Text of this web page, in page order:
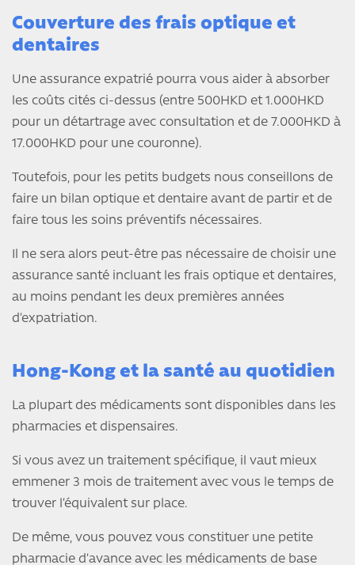
Couverture des frais optique et
dentaires
Une assurance expatrié pourra vous aider à absorber
les coûts cités ci-dessus (entre 500HKD et 1.000HKD
pour un détartrage avec consultation et de 7.000HKD à
17.000HKD pour une couronne).
Toutefois, pour les petits budgets nous conseillons de
faire un bilan optique et dentaire avant de partir et de
faire tous les soins préventifs nécessaires.
Il ne sera alors peut-être pas nécessaire de choisir une
assurance santé incluant les frais optique et dentaires,
au moins pendant les deux premières années
d’expatriation.
Hong-Kong et la santé au quotidien
La plupart des médicaments sont disponibles dans les
pharmacies et dispensaires.
Si vous avez un traitement spécifique, il vaut mieux
emmener 3 mois de traitement avec vous le temps de
trouver l’équivalent sur place.
De même, vous pouvez vous constituer une petite
pharmacie d’avance avec les médicaments de base